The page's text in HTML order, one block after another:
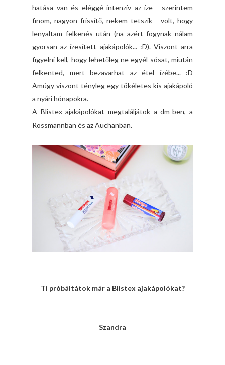
hatása van és eléggé intenzív az íze - szerintem
finom, nagyon frissítő, nekem tetszik - volt, hogy
lenyaltam felkenés után (na azért fogynak nálam
gyorsan az ízesített ajakápolók... :D). Viszont arra
figyelni kell, hogy lehetőleg ne egyél sósat, miután
felkented, mert bezavarhat az étel ízébe... :D
Amúgy viszont tényleg egy tökéletes kis ajakápoló
a nyári hónapokra.
A Blistex ajakápolókat megtaláljátok a dm-ben, a
Rossmannban és az Auchanban.
Ti próbáltátok már a Blistex ajakápolókat?
Szandra